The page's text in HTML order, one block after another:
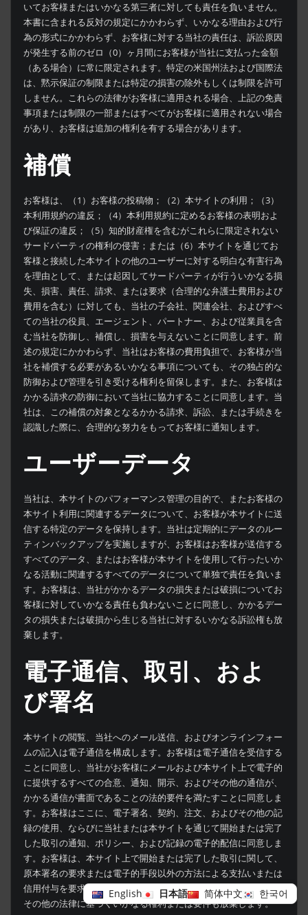
いてお客様またはいかなる第三者に対しても責任を負いません。
本書に含まれる反対の規定にかかわらず、いかなる理由および行
為の形式にかかわらず、お客様に対する当社の責任は、訴訟原因
が発生する前のゼロ（0）ヶ月間にお客様が当社に支払った金額
（ある場合）に常に限定されます。特定の米国州法および国際法
は、黙示保証の制限または特定の損害の除外もしくは制限を許可
しません。これらの法律がお客様に適用される場合、上記の免責
事項または制限の一部またはすべてがお客様に適用されない場合
があり、お客様は追加の権利を有する場合があります。
補償
お客様は、（1）お客様の投稿物；（2）本サイトの利用；（3）
本利用規約の違反；（4）本利用規約に定めるお客様の表明およ
び保証の違反；（5）知的財産権を含むがこれらに限定されない
サードパーティの権利の侵害；または（6）本サイトを通じてお
客様と接続した本サイトの他のユーザーに対する明白な有害行為
を理由として、または起因してサードパーティが行ういかなる損
失、損害、責任、請求、または要求（合理的な弁護士費用および
費用を含む）に対しても、当社の子会社、関連会社、およびすべ
ての当社の役員、エージェント、パートナー、および従業員を含
む当社を防御し、補償し、損害を与えないことに同意します。前
述の規定にかかわらず、当社はお客様の費用負担で、お客様が当
社を補償する必要があるいかなる事項についても、その独占的な
防御および管理を引き受ける権利を留保します。また、お客様は
かかる請求の防御において当社に協力することに同意します。当
社は、この補償の対象となるかかる請求、訴訟、または手続きを
認識した際に、合理的な努力をもってお客様に通知します。
ユーザーデータ
当社は、本サイトのパフォーマンス管理の目的で、またお客様の
本サイト利用に関連するデータについて、お客様が本サイトに送
信する特定のデータを保持します。当社は定期的にデータのルー
ティンバックアップを実施しますが、お客様はお客様が送信する
すべてのデータ、またはお客様が本サイトを使用して行ったいか
なる活動に関連するすべてのデータについて単独で責任を負いま
す。お客様は、当社がかかるデータの損失または破損についてお
客様に対していかなる責任も負わないことに同意し、かかるデー
タの損失または破損から生じる当社に対するいかなる訴訟権も放
棄します。
電子通信、取引、およ
び署名
本サイトの閲覧、当社へのメール送信、およびオンラインフォー
ムの記入は電子通信を構成します。お客様は電子通信を受信する
ことに同意し、当社がお客様にメールおよび本サイト上で電子的
に提供するすべての合意、通知、開示、およびその他の通信が、
かかる通信が書面であることの法的要件を満たすことに同意しま
す。お客様はここに、電子署名、契約、注文、およびその他の記
録の使用、ならびに当社または本サイトを通じて開始または完了
した取引の通知、ポリシー、および記録の電子的配信に同意しま
す。お客様は、本サイト上で開始または完了した取引に関して、
原本署名の要求または電子的手段以外の方法による支払いまたは
信用付与を要求する管轄区域の法律、規制、規則、条例、または
その他の法律に基づくいかなる権利または要件も放棄します。
English 日本語 简体中文 한국어